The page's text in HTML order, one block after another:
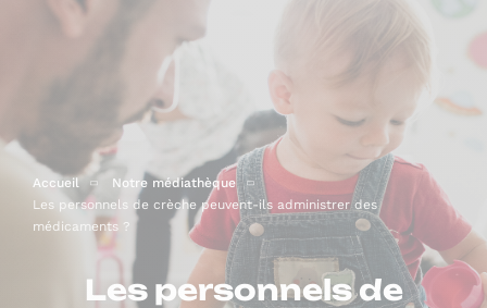
Accueil
Notre médiathèque
Les personnels de crèche peuvent-ils administrer des
médicaments ?
Les personnels de